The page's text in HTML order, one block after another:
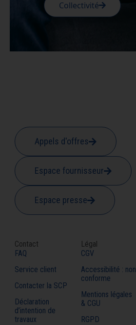
Collectivité
Appels d'offres
Espace fournisseur
Espace presse
Contact
FAQ
Service client
Contacter la SCP
Déclaration
d’intention de
travaux
Légal
CGV
Accessibilité : non
conforme
Mentions légales
& CGU
RGPD